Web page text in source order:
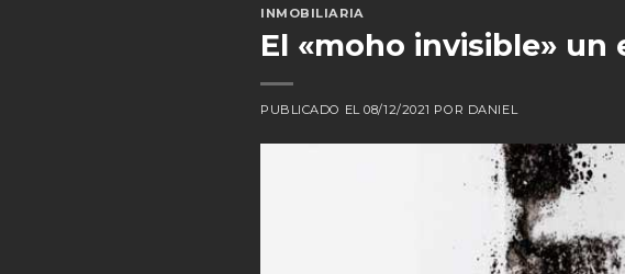
INMOBILIARIA
El «moho invisible»
PUBLICADO EL08/12/2021 POR DANIEL